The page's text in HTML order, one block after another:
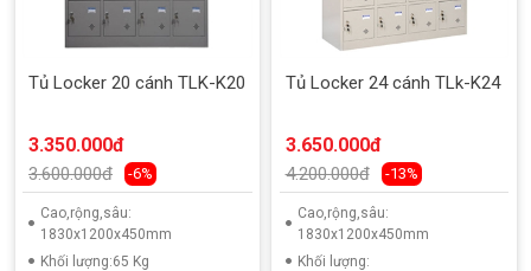
Tủ Locker 20 cánh TLK-K20
3.350.000đ
3.600.000đ -6%
Cao,rộng,sâu:
1830x1200x450mm
Khối lượng:65 Kg
Tủ Locker 24 cánh TLk-K24
3.650.000đ
4.200.000đ -13%
Cao,rộng,sâu:
1830x1200x450mm
Khối lượng: